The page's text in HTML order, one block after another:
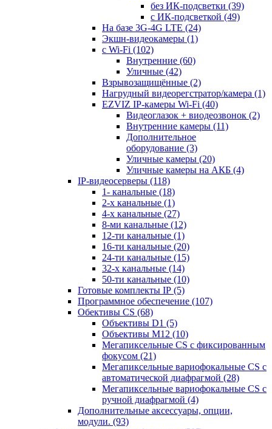
без ИК-подсветки (39)
с ИК-подсветкой (49)
На базе 3G-4G LTE (24)
Экшн-видеокамеры (1)
с Wi-Fi (102)
Внутренние (60)
Уличные (42)
Взрывозащищённые (2)
Нагрудный видеорегстратор/камера (1)
EZVIZ IP-камеры Wi-Fi (40)
Видеоглазок + виодеозвонок (2)
Внутренние камеры (11)
Дополнительное
оборудование (3)
Уличные камеры (20)
Уличные камеры на АКБ (4)
IP-видеосерверы (118)
1- канальные (18)
2-х канальные (1)
4-х канальные (27)
8-ми канальные (12)
12-ти канальные (1)
16-ти канальные (20)
24-ти канальные (15)
32-х канальные (14)
50-ти канальные (10)
Готовые комплекты IP (5)
Программное обеспечение (107)
Обективы CS (68)
Объективы D1 (5)
Объективы M12 (10)
Мегапиксельные CS c фиксированным
фокусом (21)
Мегапиксельные вариофокальные CS c
автоматической диафрагмой (28)
Мегапиксельные вариофокальные CS c
ручной диафрагмой (4)
Дополнительные аксессуары, опции,
модули. (93)